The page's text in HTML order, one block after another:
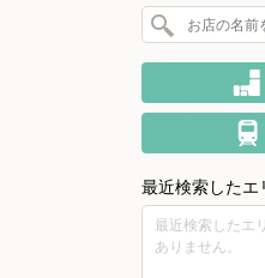
最近検索したエ
最近検索したエ
ありません。